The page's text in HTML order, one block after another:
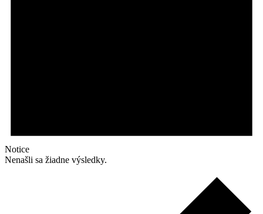
Notice
Nenašli sa žiadne výsledky.